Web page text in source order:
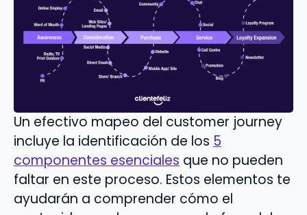
Un efectivo mapeo del customer journey
incluye la identificación de los 5
componentes esenciales que no pueden
faltar en este proceso. Estos elementos te
ayudarán a comprender cómo el